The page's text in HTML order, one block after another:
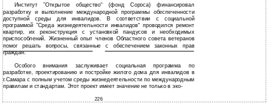
Институт ”Открытое общество“ (фонд Сороса) финансировал
разработку и выполнение международной программы обеспеченности
доступной среды для инвалидов. В соответствии с социальной
программой ”Среда жизнедеятельности инвалидов“ проводился ремонт
квартир, их реконструкция с установкой пандусов и необходимых
приспособлений. Жизненный опыт членов Областного совета ветеранов
помог решать вопросы, связанные с обеспечением законных прав
граждан.
Особого внимания заслуживает социальная программа по
разработке, проектированию и постройке жилого дома для инвалидов в
г.Самара с полным учетом среды жизнедеятельности по международным
правилам и стандартам. Этот проект имеет значение не только в эко-
226